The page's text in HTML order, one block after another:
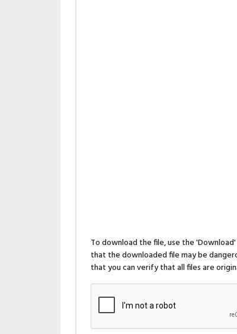
To download the file, use the
that the downloaded file may be
that you can verify that all files are